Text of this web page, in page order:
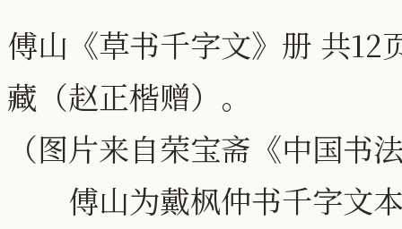
傅山《草书千字文》册 共
藏（赵正楷赠）。
（图片来自荣宝斋《中国书
傅山为戴枫仲书千字文本